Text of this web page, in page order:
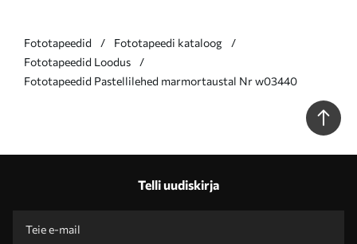
Fototapeedid
Fototapeedi kataloog
Fototapeedid Loodus
Fototapeedid Pastellilehed marmortaustal Nr w03440
Telli uudiskirja